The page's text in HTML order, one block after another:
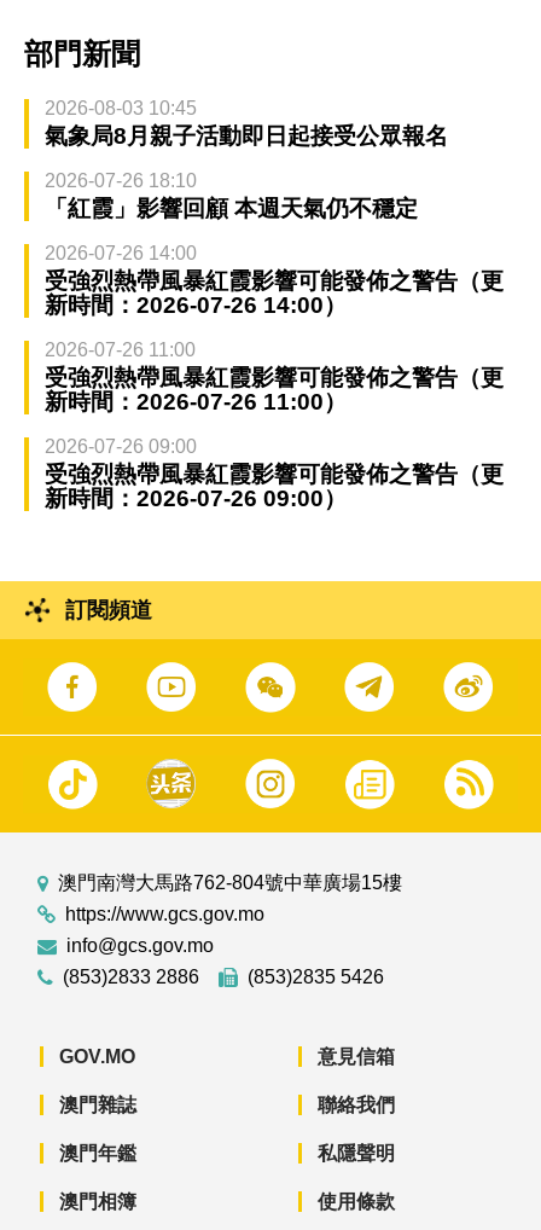
部門新聞
2026-08-03 10:45
氣象局8月親子活動即日起接受公眾報名
2026-07-26 18:10
「紅霞」影響回顧 本週天氣仍不穩定
2026-07-26 14:00
受強烈熱帶風暴紅霞影響可能發佈之警告（更
新時間：2026-07-26 14:00）
2026-07-26 11:00
受強烈熱帶風暴紅霞影響可能發佈之警告（更
新時間：2026-07-26 11:00）
2026-07-26 09:00
受強烈熱帶風暴紅霞影響可能發佈之警告（更
新時間：2026-07-26 09:00）
訂閱頻道
澳門南灣大馬路762-804號中華廣場15樓
https://www.gcs.gov.mo
info@gcs.gov.mo
(853)2833 2886
(853)2835 5426
GOV.MO
澳門雜誌
澳門年鑑
澳門相簿
意見信箱
聯絡我們
私隱聲明
使用條款